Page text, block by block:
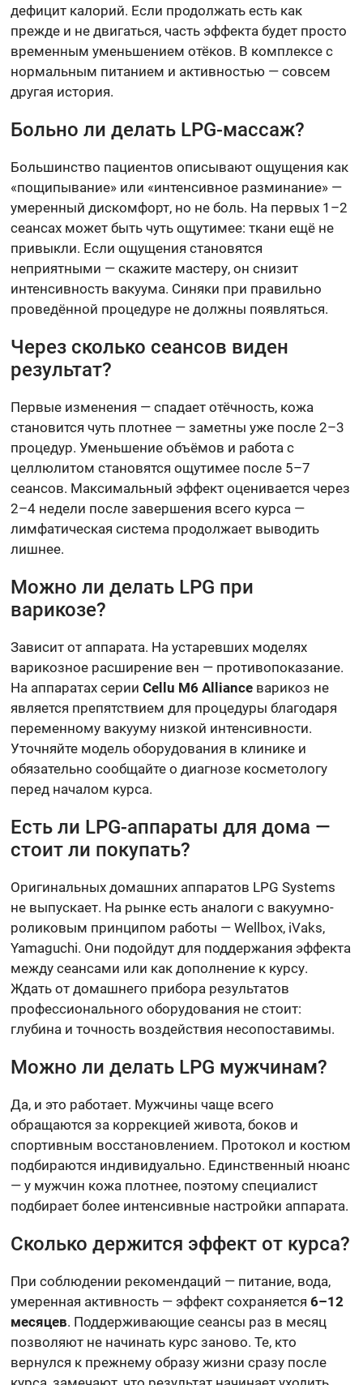
дефицит калорий. Если продолжать есть как
прежде и не двигаться, часть эффекта будет просто
временным уменьшением отёков. В комплексе с
нормальным питанием и активностью — совсем
другая история.
Больно ли делать LPG-массаж?
Большинство пациентов описывают ощущения как
«пощипывание» или «интенсивное разминание» —
умеренный дискомфорт, но не боль. На первых 1–2
сеансах может быть чуть ощутимее: ткани ещё не
привыкли. Если ощущения становятся
неприятными — скажите мастеру, он снизит
интенсивность вакуума. Синяки при правильно
проведённой процедуре не должны появляться.
Через сколько сеансов виден
результат?
Первые изменения — спадает отёчность, кожа
становится чуть плотнее — заметны уже после 2–3
процедур. Уменьшение объёмов и работа с
целлюлитом становятся ощутимее после 5–7
сеансов. Максимальный эффект оценивается через
2–4 недели после завершения всего курса —
лимфатическая система продолжает выводить
лишнее.
Можно ли делать LPG при
варикозе?
Зависит от аппарата. На устаревших моделях
варикозное расширение вен — противопоказание.
На аппаратах серииCellu M6 Alliance варикоз не
является препятствием для процедуры благодаря
переменному вакууму низкой интенсивности.
Уточняйте модель оборудования в клинике и
обязательно сообщайте о диагнозе косметологу
перед началом курса.
Есть ли LPG-аппараты для дома —
стоит ли покупать?
Оригинальных домашних аппаратов LPG Systems
не выпускает. На рынке есть аналоги с вакуумно-
роликовым принципом работы — Wellbox, iVaks,
Yamaguchi. Они подойдут для поддержания эффекта
между сеансами или как дополнение к курсу.
Ждать от домашнего прибора результатов
профессионального оборудования не стоит:
глубина и точность воздействия несопоставимы.
Можно ли делать LPG мужчинам?
Да, и это работает. Мужчины чаще всего
обращаются за коррекцией живота, боков и
спортивным восстановлением. Протокол и костюм
подбираются индивидуально. Единственный нюанс
— у мужчин кожа плотнее, поэтому специалист
подбирает более интенсивные настройки аппарата.
Сколько держится эффект от курса?
При соблюдении рекомендаций — питание, вода,
умеренная активность — эффект сохраняется6–12
месяцев. Поддерживающие сеансы раз в месяц
позволяют не начинать курс заново. Те, кто
вернулся к прежнему образу жизни сразу после